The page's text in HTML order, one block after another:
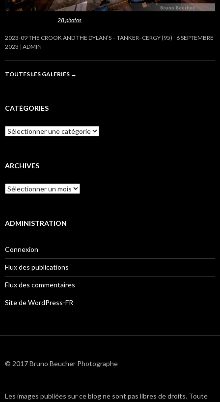
28 photos
2023-09 THE CROOK AND THE DYLAN’S – TANKER- CERGY (95)
6 SEPTEMBRE
2023 ADMIN
TOUTES LES GALERIES →
CATÉGORIES
Catégories
ARCHIVES
Archives
ADMINISTRATION
Connexion
Flux des publications
Flux des commentaires
Site de WordPress-FR
© 2017 Bruno Beucher Photographe
Les images publiées sur ce blog ne sont pas libres de droits. Toute